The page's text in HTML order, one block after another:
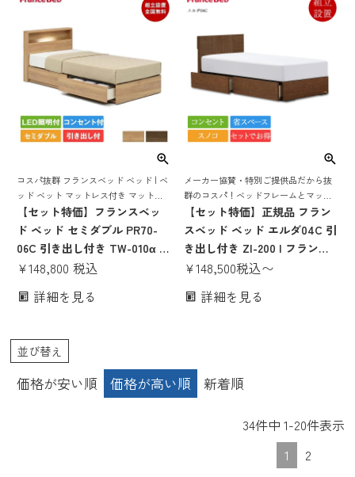
グルベッド セミダブルベッド
ダブルベッド
出し すのこ スノコ コンパクト
コスパ抜群 フランスベッド ベッド | ベ
ッド ベット マットレス付き マットレ
スセット 70周年 収納 収納付き 引き出
し スノコ すのこ すのこベッド 宮付き
宮 棚 コンセント 照明
【セット特価】フランスベッ
ド ベッド セミダブル PR70-
06C 引き出し付き TW-010α |
正規品 フランスベッド製 セミ
マットレスセット ベッドセッ
き 収納付き 棚付き コンセント
コンパクト すのこ スノコ 日本
製
¥148,800 税込
詳細を見る
メーカー協賛・特別ご提供品だから抜
群のコスパ！ベッドフレームとマット
レスがセットでお得！
【セット特価】正規品 フラン
スベッド ベッド エルダ04C 引
き出し付き ZI-200 | フランス
ベッド製 マットレス付き マッ
ノコ おしゃれ コンパクト 省ス
¥148,500税込〜
詳細を見る
並び替え
価格が安い順 価格が高い順 新着順
34件中 1-20件表示
1
2